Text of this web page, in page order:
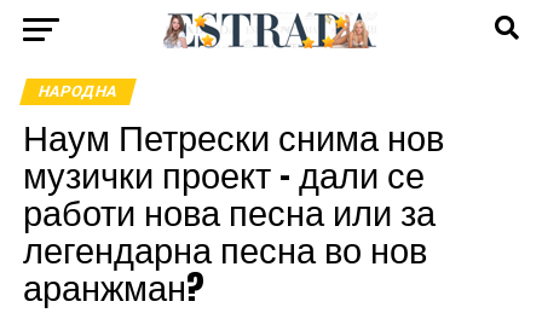
НАРОДНА
Наум Петрески снима нов
музички проект – дали се
работи нова песна или за
легендарна песна во нов
аранжман?